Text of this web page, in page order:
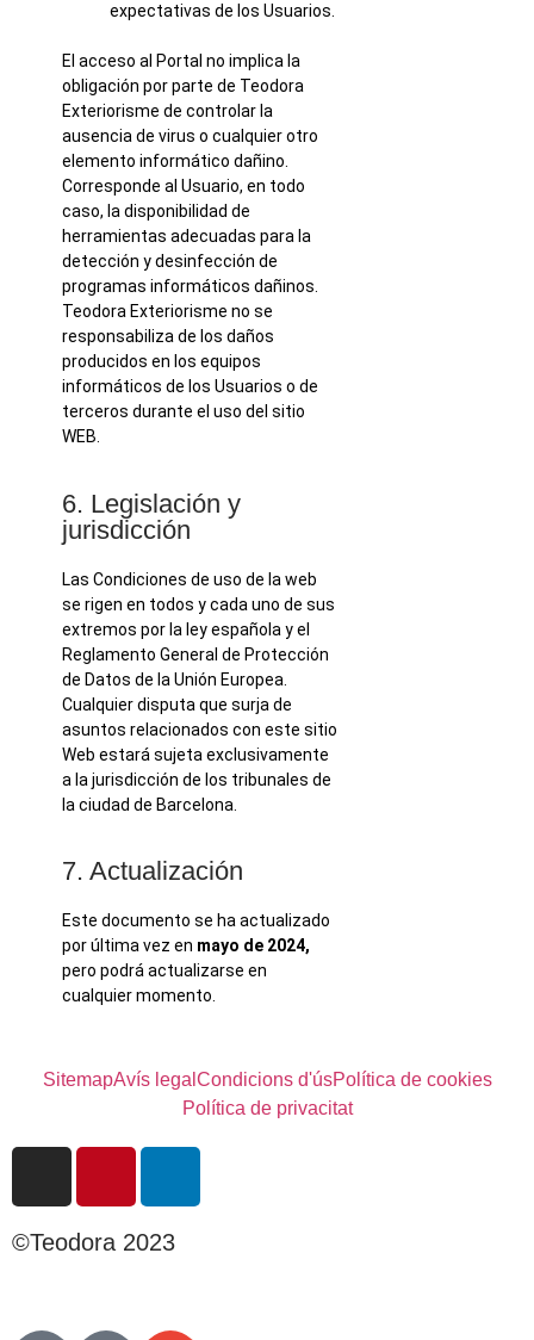
expectativas de los Usuarios.
El acceso al Portal no implica la
obligación por parte de Teodora
Exteriorisme de controlar la
ausencia de virus o cualquier otro
elemento informático dañino.
Corresponde al Usuario, en todo
caso, la disponibilidad de
herramientas adecuadas para la
detección y desinfección de
programas informáticos dañinos.
Teodora Exteriorisme no se
responsabiliza de los daños
producidos en los equipos
informáticos de los Usuarios o de
terceros durante el uso del sitio
WEB.
6. Legislación y
jurisdicción
Las Condiciones de uso de la web
se rigen en todos y cada uno de sus
extremos por la ley española y el
Reglamento General de Protección
de Datos de la Unión Europea.
Cualquier disputa que surja de
asuntos relacionados con este sitio
Web estará sujeta exclusivamente
a la jurisdicción de los tribunales de
la ciudad de Barcelona.
7. Actualización
Este documento se ha actualizado
por última vez en mayo de 2024,
pero podrá actualizarse en
cualquier momento.
SitemapAvís legal Condicions d'úsPolítica de cookies
Política de privacitat
©Teodora 2023